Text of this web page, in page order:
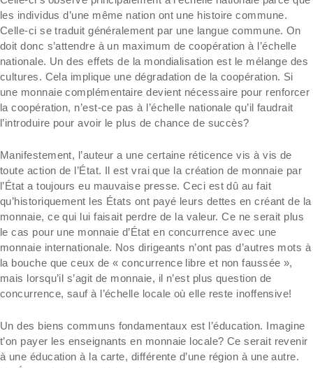
les individus d’une même nation ont une histoire commune.
Celle-ci se traduit généralement par une langue commune. On
doit donc s’attendre à un maximum de coopération à l’échelle
nationale. Un des effets de la mondialisation est le mélange des
cultures. Cela implique une dégradation de la coopération. Si
une monnaie complémentaire devient nécessaire pour renforcer
la coopération, n’est-ce pas à l’échelle nationale qu’il faudrait
l’introduire pour avoir le plus de chance de succès?
Manifestement, l’auteur a une certaine réticence vis à vis de
toute action de l’État. Il est vrai que la création de monnaie par
l’État a toujours eu mauvaise presse. Ceci est dû au fait
qu’historiquement les États ont payé leurs dettes en créant de la
monnaie, ce qui lui faisait perdre de la valeur. Ce ne serait plus
le cas pour une monnaie d’État en concurrence avec une
monnaie internationale. Nos dirigeants n’ont pas d’autres mots à
la bouche que ceux de « concurrence libre et non faussée »,
mais lorsqu’il s’agit de monnaie, il n’est plus question de
concurrence, sauf à l’échelle locale où elle reste inoffensive!
Un des biens communs fondamentaux est l’éducation. Imagine
t’on payer les enseignants en monnaie locale? Ce serait revenir
à une éducation à la carte, différente d’une région à une autre.